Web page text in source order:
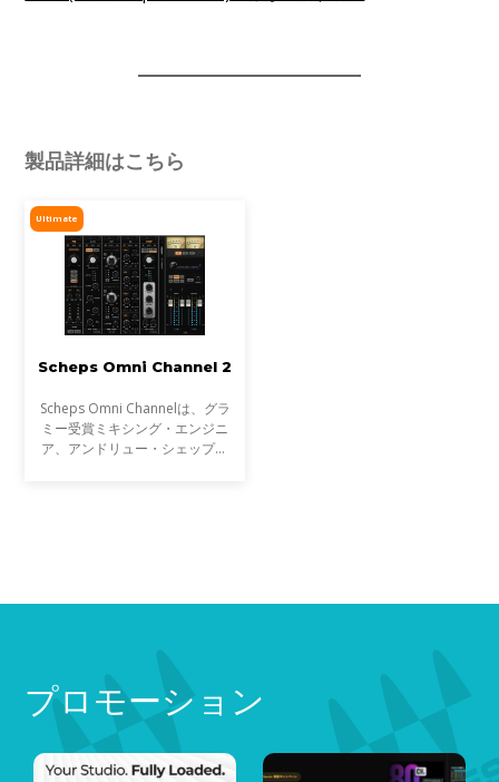
製品詳細はこちら
Ultimate
Scheps Omni Channel 2
Scheps Omni Channelは、グラ
ミー受賞ミキシング・エンジニ
ア、アンドリュー・シェップス
プロモーション